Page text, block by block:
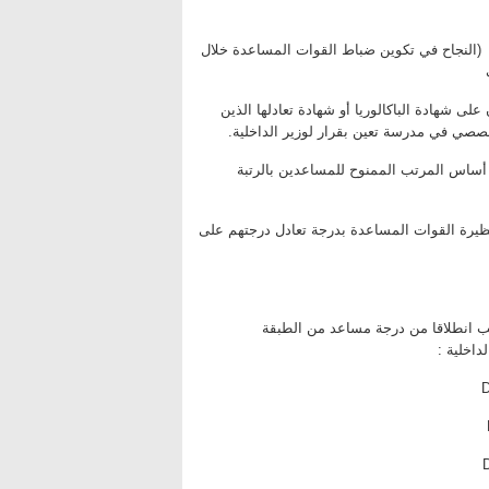
يتقاضا اجرا شهري ابتداء من 7 653,61 DH (النجاح في تكوين ضباط القوات المساعدة خلال
الباكالوريا أو شهادة تعادلها الذين
في مدرسة تعين بقرار لوزير الداخلية.
المرتب الممنوح للمساعدين بالرتبة
القوات المساعدة بدرجة تعادل درجتهم على
انطلاقا من درجة مساعد من الطبقة
: